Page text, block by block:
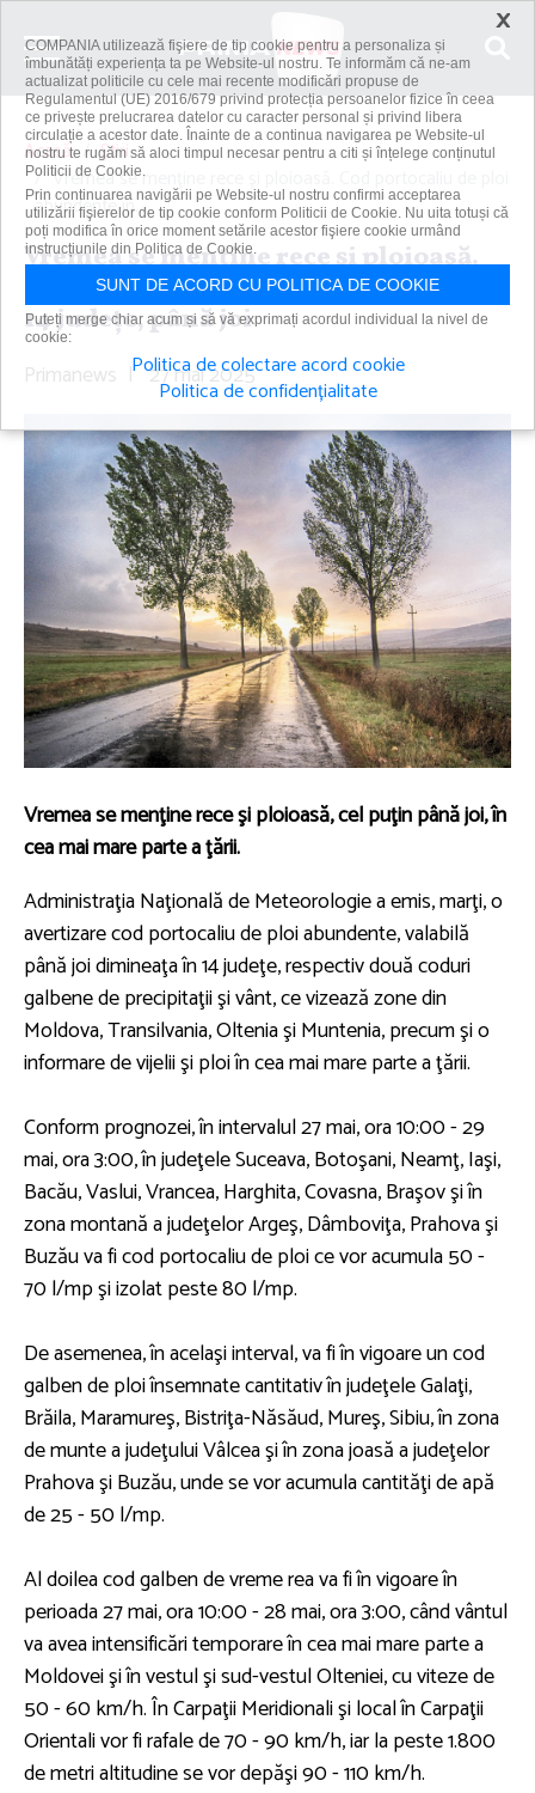
Acasă
Știri
Vremea se menţine rece şi ploioasă. Cod portocaliu de ploi
abundente în...
Vremea se menţine rece şi ploioasă.
Cod portocaliu de ploi abundente în
14 judeţe, până joi
Primanews | 27 mai 2025
Vremea se menţine rece şi ploioasă, cel puţin până joi, în
cea mai mare parte a ţării.
Administraţia Naţională de Meteorologie a emis, marţi, o
avertizare cod portocaliu de ploi abundente, valabilă
până joi dimineaţa în 14 judeţe, respectiv două coduri
galbene de precipitaţii şi vânt, ce vizează zone din
Moldova, Transilvania, Oltenia şi Muntenia, precum şi o
informare de vijelii şi ploi în cea mai mare parte a ţării.
Conform prognozei, în intervalul 27 mai, ora 10:00 - 29
mai, ora 3:00, în judeţele Suceava, Botoşani, Neamţ, Iaşi,
Bacău, Vaslui, Vrancea, Harghita, Covasna, Braşov şi în
zona montană a judeţelor Argeş, Dâmboviţa, Prahova şi
Buzău va fi cod portocaliu de ploi ce vor acumula 50 -
70 l/mp şi izolat peste 80 l/mp.
De asemenea, în acelaşi interval, va fi în vigoare un cod
galben de ploi însemnate cantitativ în judeţele Galaţi,
Brăila, Maramureş, Bistriţa-Năsăud, Mureş, Sibiu, în zona
de munte a judeţului Vâlcea şi în zona joasă a judeţelor
Prahova şi Buzău, unde se vor acumula cantităţi de apă
de 25 - 50 l/mp.
Al doilea cod galben de vreme rea va fi în vigoare în
perioada 27 mai, ora 10:00 - 28 mai, ora 3:00, când vântul
va avea intensificări temporare în cea mai mare parte a
Moldovei şi în vestul şi sud-vestul Olteniei, cu viteze de
50 - 60 km/h. În Carpaţii Meridionali şi local în Carpaţii
Orientali vor fi rafale de 70 - 90 km/h, iar la peste 1.800
de metri altitudine se vor depăşi 90 - 110 km/h.
×
COMPANIA utilizează fişiere de tip cookie pentru a personaliza și
îmbunătăți experiența ta pe Website-ul nostru. Te informăm că ne-am
actualizat politicile cu cele mai recente modificări propuse de
Regulamentul (UE) 2016/679 privind protecția persoanelor fizice în ceea
ce privește prelucrarea datelor cu caracter personal și privind libera
circulație a acestor date. Înainte de a continua navigarea pe Website-ul
nostru te rugăm să aloci timpul necesar pentru a citi și înțelege conținutul
Politicii de Cookie.
Prin continuarea navigării pe Website-ul nostru confirmi acceptarea
utilizării fişierelor de tip cookie conform Politicii de Cookie. Nu uita totuși că
poți modifica în orice moment setările acestor fişiere cookie urmând
instrucțiunile din Politica de Cookie.
SUNT DE ACORD CU POLITICA DE COOKIE
Puteți merge chiar acum și să vă exprimați acordul individual la nivel de
cookie:
Politica de colectare acord cookie
Politica de confidențialitate